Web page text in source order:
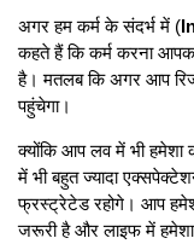
अगर हम कर्म के संदर्भ में (
कहते हैं कि कर्म करना
है। मतलब कि अगर आप
पहुंचेगा।
क्योंकि आप लव में भी हमेशा
में भी बहुत ज्यादा
फ्रस्ट्रेटेड रहोगे। आप
जरूरी है और लाइफ में